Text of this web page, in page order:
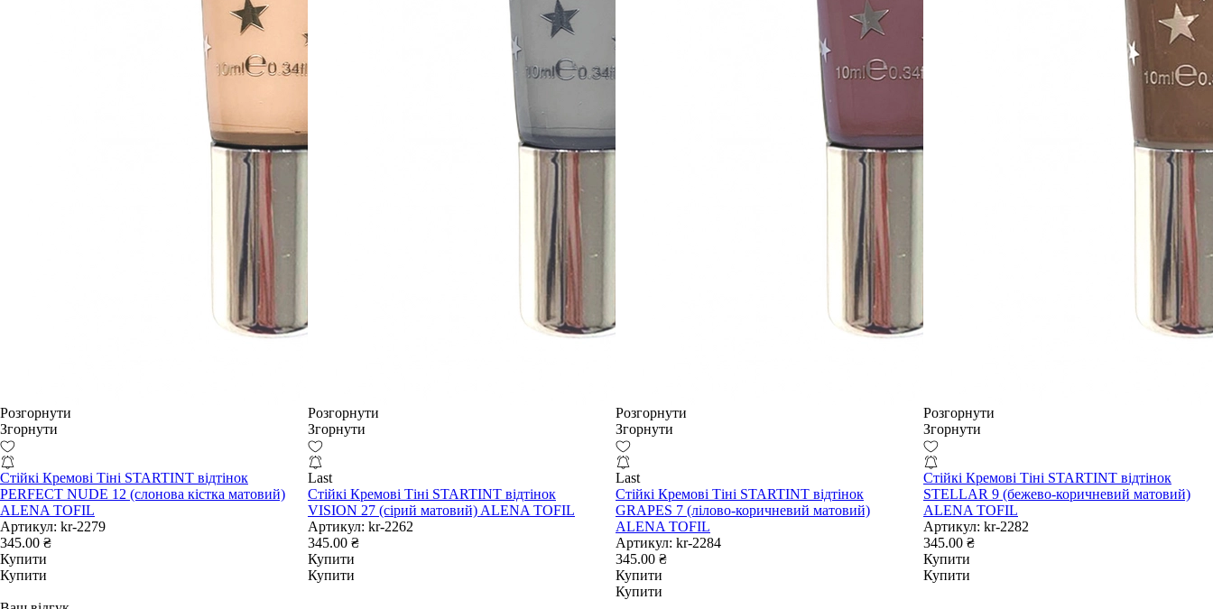
Розгорнути
Згорнути
Стійкі Кремові Тіні STARTINT відтінок
PERFECT NUDE 12 (слонова кістка матовий)
ALENA TOFIL
Артикул: kr-2279
345.00 ₴
Купити
Купити
Розгорнути
Згорнути
Last
Стійкі Кремові Тіні STARTINT відтінок
VISION 27 (сірий матовий) ALENA TOFIL
Артикул: kr-2262
345.00 ₴
Купити
Купити
Розгорнути
Згорнути
Last
Стійкі Кремові Тіні STARTINT відтінок
GRAPES 7 (лілово-коричневий матовий)
ALENA TOFIL
Артикул: kr-2284
345.00 ₴
Купити
Купити
Розгорнути
Згорнути
Стійкі Кремові Тіні STARTINT відтінок
STELLAR 9 (бежево-коричневий матовий)
ALENA TOFIL
Артикул: kr-2282
345.00 ₴
Купити
Купити